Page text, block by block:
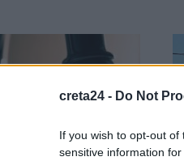
creta24 - Do Not
If you wish to opt-out
sensitive information